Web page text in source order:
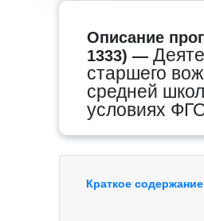
Описание
1333) —
старшего
средней
условиях
Краткое